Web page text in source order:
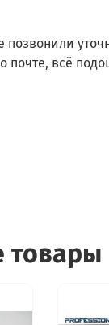
позвонили
почте, всё
товары